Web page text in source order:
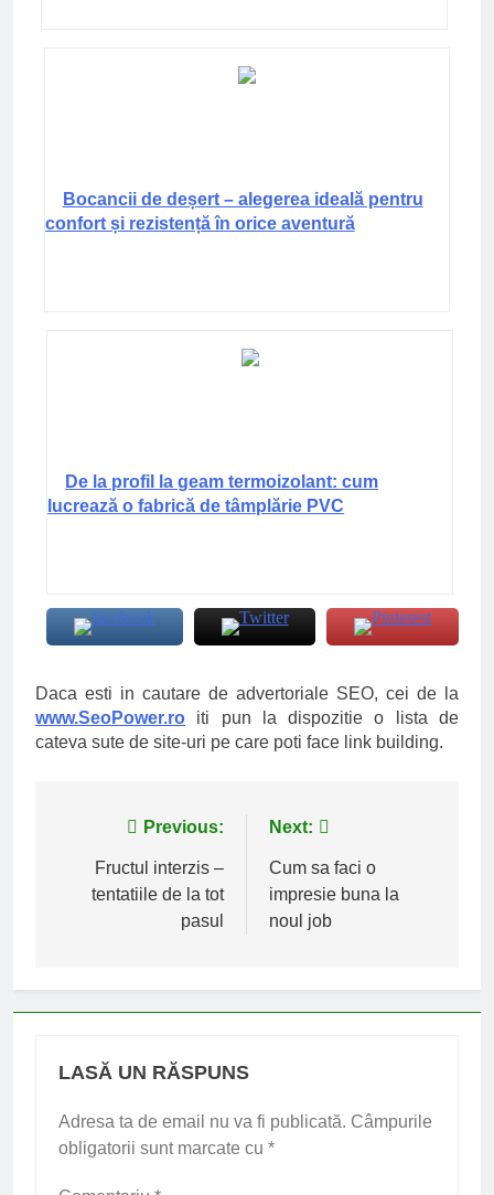
Bocancii de deșert – alegerea ideală pentru
confort și rezistență în orice aventură
De la profil la geam termoizolant: cum
lucrează o fabrică de tâmplărie PVC
Daca esti in cautare de advertoriale SEO, cei de la
www.SeoPower.ro iti pun la dispozitie o lista de
cateva sute de site-uri pe care poti face link building.
NavigarePrevious:
Fructul interzis –
tentatiile de la tot
pasul
Next:
Cum sa faci o
impresie buna la
noul job
LASĂ UN RĂSPUNS
Adresa ta de email nu va fi publicată. Câmpurile
obligatorii sunt marcate cu *